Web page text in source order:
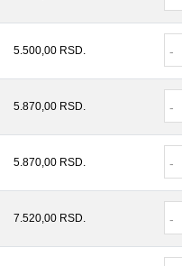
5.500,00 RSD. -
5.870,00 RSD. -
5.870,00 RSD. -
7.520,00 RSD. -